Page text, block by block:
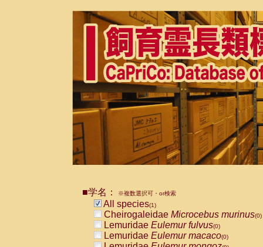
■学名： ※複数選択可・or検索
All species(1)
Cheirogaleidae Microcebus murinus(0)
Lemuridae Eulemur fulvus(0)
Lemuridae Eulemur macaco(0)